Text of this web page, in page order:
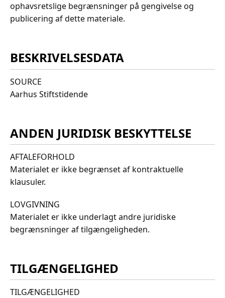
ophavsretslige begrænsninger på gengivelse og
publicering af dette materiale.
BESKRIVELSESDATA
SOURCE
Aarhus Stiftstidende
ANDEN JURIDISK BESKYTTELSE
AFTALEFORHOLD
Materialet er ikke begrænset af kontraktuelle
klausuler.
LOVGIVNING
Materialet er ikke underlagt andre juridiske
begrænsninger af tilgængeligheden.
TILGÆNGELIGHED
TILGÆNGELIGHED